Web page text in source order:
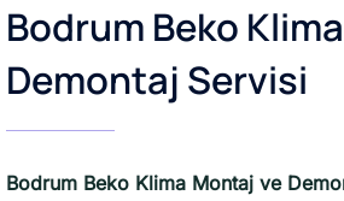
Bodrum Beko
Demontaj Servisi
Bodrum Beko Klima Montaj ve